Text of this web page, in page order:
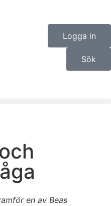
Logga in
Sök
en av Beas